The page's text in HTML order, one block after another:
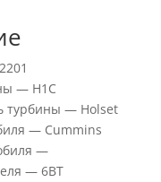
— H1C
турбины — Holset
— Cummins
—
— 6BT